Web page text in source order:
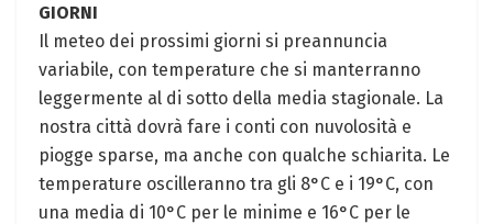
GIORNI
Il meteo dei prossimi giorni si preannuncia
variabile, con temperature che si manterranno
leggermente al di sotto della media stagionale. La
nostra città dovrà fare i conti con nuvolosità e
piogge sparse, ma anche con qualche schiarita. Le
temperature oscilleranno tra gli 8°C e i 19°C, con
una media di 10°C per le minime e 16°C per le